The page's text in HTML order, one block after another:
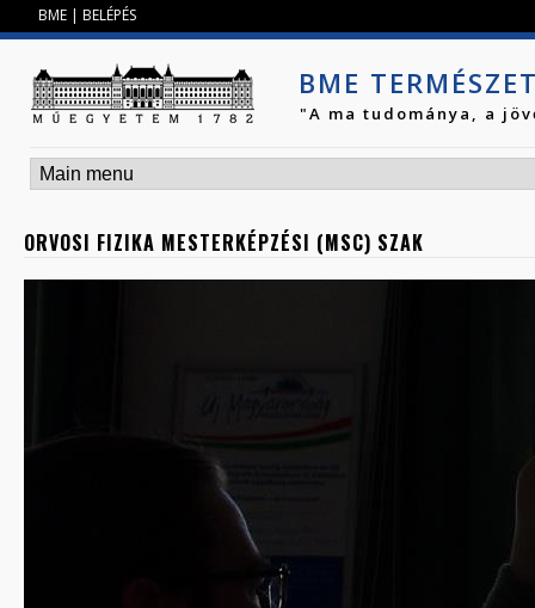
BME | BELÉPÉS
BME
"A ma tudománya, a
ORVOSI FIZIKA MESTERKÉPZÉSI (MSC) SZAK